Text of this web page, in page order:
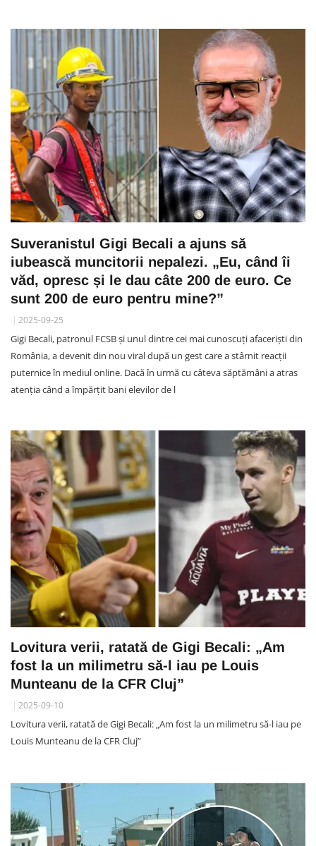
Suveranistul Gigi Becali a ajuns să
iubească muncitorii nepalezi. „Eu, când îi
văd, opresc și le dau câte 200 de euro. Ce
sunt 200 de euro pentru mine?”
2025-09-25
Gigi Becali, patronul FCSB și unul dintre cei mai cunoscuți afaceriști din
România, a devenit din nou viral după un gest care a stârnit reacții
puternice în mediul online. Dacă în urmă cu câteva săptămâni a atras
atenția când a împărțit bani elevilor de l
Lovitura verii, ratată de Gigi Becali: „Am
fost la un milimetru să-l iau pe Louis
Munteanu de la CFR Cluj”
2025-09-10
Lovitura verii, ratată de Gigi Becali: „Am fost la un milimetru să-l iau pe
Louis Munteanu de la CFR Cluj”